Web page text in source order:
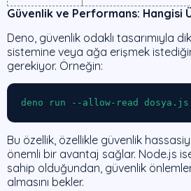
Güvenlik ve Performans: Hangisi
Deno, güvenlik odaklı tasarımıyla
sistemine veya ağa erişmek
gerekiyor. Örneğin:
deno run --allow-read dosya.js
Bu özellik, özellikle güvenlik
önemli bir avantaj sağlar. Node.js
sahip olduğundan, güvenlik
almasını bekler.